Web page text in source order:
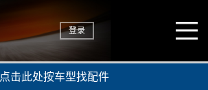
登录
点击此处按车型找配件